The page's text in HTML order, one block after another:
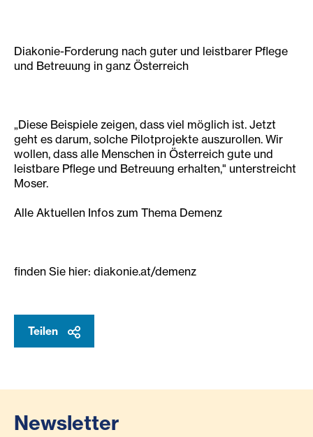
Diakonie-Forderung nach guter und leistbarer Pflege
und Betreuung in ganz Österreich
„Diese Beispiele zeigen, dass viel möglich ist. Jetzt
geht es darum, solche Pilotprojekte auszurollen. Wir
wollen, dass alle Menschen in Österreich gute und
leistbare Pflege und Betreuung erhalten," unterstreicht
Moser.
Alle Aktuellen Infos zum Thema Demenz
finden Sie hier: diakonie.at/demenz
Teilen
Newsletter